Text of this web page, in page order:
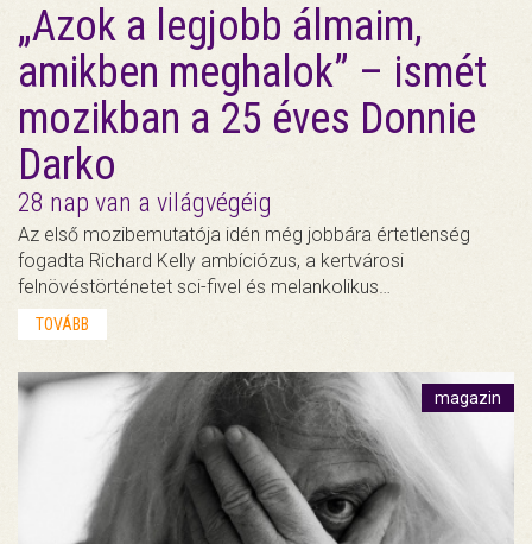
„Azok a legjobb álmaim,
amikben meghalok” – ismét
mozikban a 25 éves Donnie
Darko
28 nap van a világvégéig
Az első mozibemutatója idén még jobbára értetlenség
fogadta Richard Kelly ambíciózus, a kertvárosi
felnövéstörténetet sci-fivel és melankolikus…
TOVÁBB
magazin